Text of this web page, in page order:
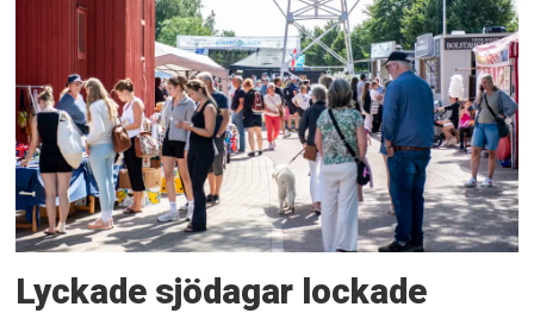
Lyckade sjödagar lockade